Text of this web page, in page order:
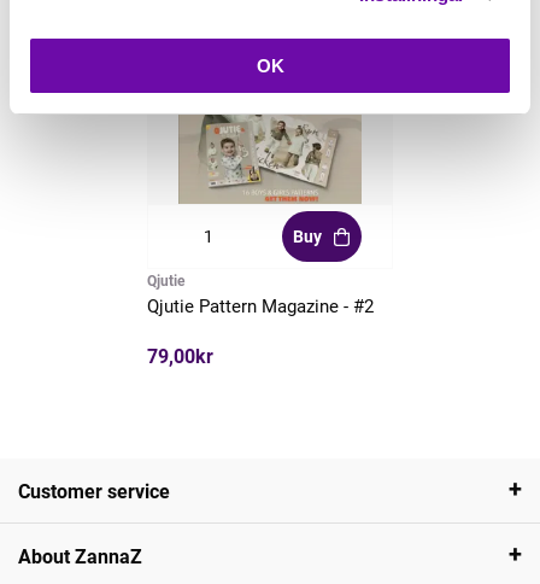
OK
Buy
Qjutie
Qjutie Pattern Magazine - #2
79,00kr
Customer service
About ZannaZ